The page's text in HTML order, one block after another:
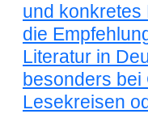
und konkretes
die
Literatur in
besonders bei
Lesekreisen